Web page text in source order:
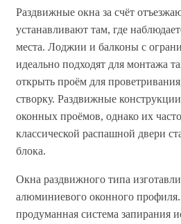
Раздвижные окна за счёт
устанавливают там, где
места. Лоджии и балконы с
идеально подходят для монтажа
открыть проём для
створку. Раздвижные
оконных проёмов, однако их
классической распашной двери
блока.
Окна раздвижного типа
алюминиевого оконного
продуманная система запирания